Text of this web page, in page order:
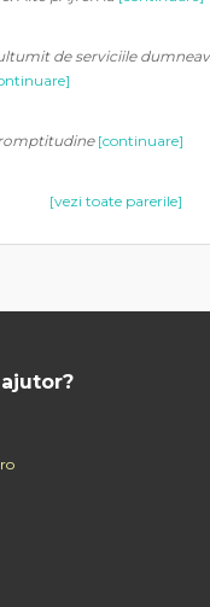
de serviciile
[continuare]
[vezi toate parerile]